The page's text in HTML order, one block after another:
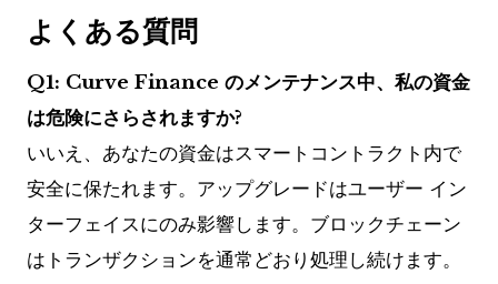
よくある質問
Q1: Curve Finance のメンテナンス中、私の資金
は危険にさらされますか?
いいえ、あなたの資金はスマートコントラクト内で
安全に保たれます。アップグレードはユーザー イン
ターフェイスにのみ影響します。ブロックチェーン
はトランザクションを通常どおり処理し続けます。